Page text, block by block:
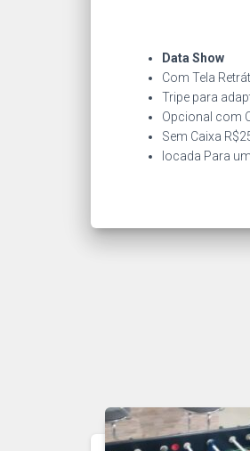
Data Show
Com Tela
Tripe para
Opcional com
Sem Caixa
locada Para